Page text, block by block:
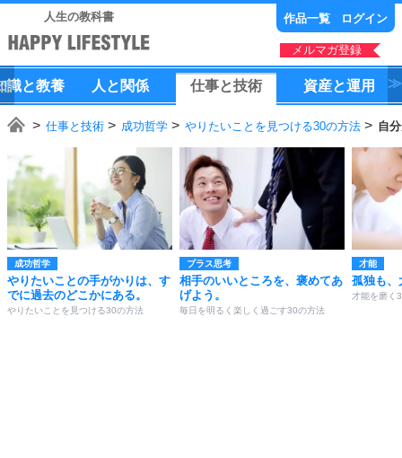
人生の教科書 作品一覧 ログイン
メルマガ登録
識と教養 人 と 関係 仕事と技術 資産と運用
仕事と技術 成功哲学 やりたいことを見つける30の方法 自
成功哲学
やりたいことの手がかりは、す
でに過去のどこかにある。
やりたいことを見つける30の方法
プラス思考
相手のいいところを、褒めてあ
げよう。
毎日を明るく楽しく過ごす30の方法
才能
孤独も、
才能を磨く